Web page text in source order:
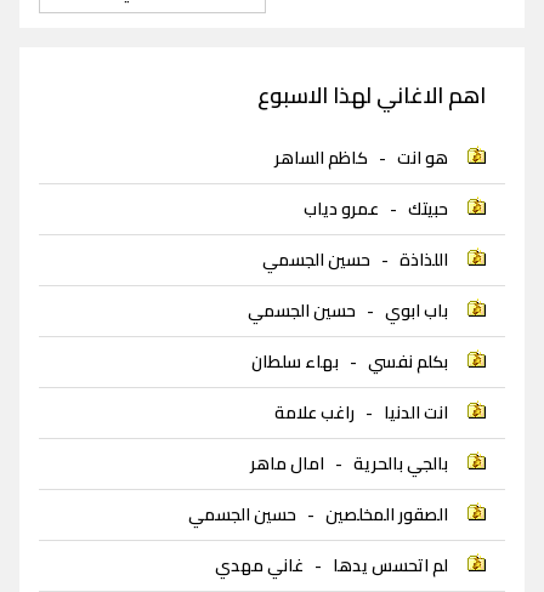
اهم الاغاني لهذا الاسبوع
هو انت - كاظم الساهر
حبيتك - عمرو دياب
اللذاذة - حسين الجسمي
باب ابوي - حسين الجسمي
بكلم نفسي - بهاء سلطان
انت الدنيا - راغب علامة
بالجي بالحرية - امال ماهر
الصقور المخلصين - حسين الجسمي
لم اتحسس يدها - غاني مهدي